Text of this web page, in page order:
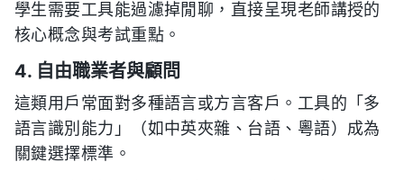
學生需要工具能過濾掉閒聊，直接呈現老師講授的
核心概念與考試重點。
4. 自由職業者與顧問
這類用戶常面對多種語言或方言客戶。工具的「多
語言識別能力」（如中英夾雜、台語、粵語）成為
關鍵選擇標準。